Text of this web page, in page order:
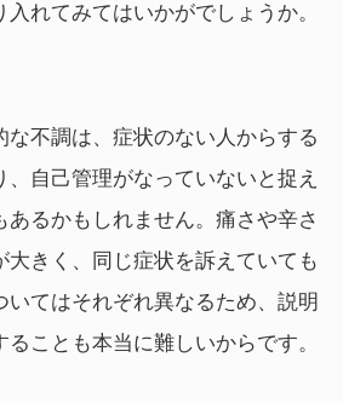
れてみてはいかがでしょうか。
な不調は、症状のない人からする
、自己管理がなっていないと捉え
あるかもしれません。痛さや辛さ
大きく、同じ症状を訴えていても
いてはそれぞれ異なるため、説明
ことも本当に難しいからです。